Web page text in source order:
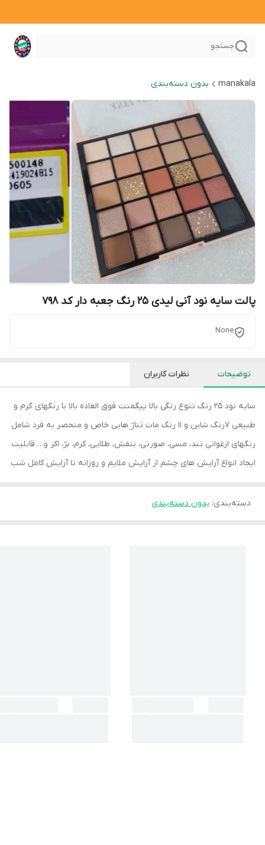
جستجو
manakala بدون دسته‌بندی
پالت سایه نود آنی لیدی 25 رنگ جعبه دار کد 798
None
توضیحات نظرات کاربران
سایه نود 25 رنگ تنوع رنگی بالا پیگمنت فوق العاده بالا با رنگهای گرم و
طبیعی 7رنگ شاین و 11 رنگ مات تناژ هایی خاص و منحصر به فرد شامل
رنگهای ارغوانی تند، مسی، صورتی، بنفش، طلایی، کرم، بژ، اکر و… قابلیت
ایجاد انواع آرایش های چشم از آرایش ملایم و روزانه تا آرایش کامل شب
دسته‌بندی: بدون دسته‌بندی